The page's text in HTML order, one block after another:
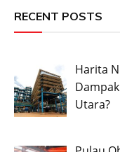
RECENT POSTS
Harita
Utara?